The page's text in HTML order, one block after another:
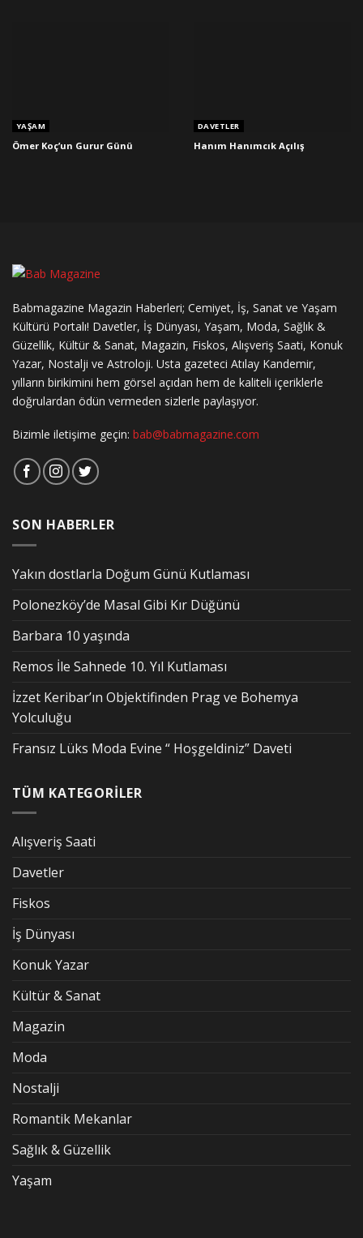
YAŞAM
Ömer Koç’un Gurur Günü
DAVETLER
Hanım Hanımcık Açılış
Babmagazine Magazin Haberleri; Cemiyet, İş, Sanat ve Yaşam
Kültürü Portalı! Davetler, İş Dünyası, Yaşam, Moda, Sağlık &
Güzellik, Kültür & Sanat, Magazin, Fiskos, Alışveriş Saati, Konuk
Yazar, Nostalji ve Astroloji. Usta gazeteci Atılay Kandemir,
yılların birikimini hem görsel açıdan hem de kaliteli içeriklerle
doğrulardan ödün vermeden sizlerle paylaşıyor.
Bizimle iletişime geçin: bab@babmagazine.com
SON HABERLER
Yakın dostlarla Doğum Günü Kutlaması
Polonezköy’de Masal Gibi Kır Düğünü
Barbara 10 yaşında
Remos İle Sahnede 10. Yıl Kutlaması
İzzet Keribar’ın Objektifinden Prag ve Bohemya
Yolculuğu
Fransız Lüks Moda Evine “ Hoşgeldiniz” Daveti
TÜM KATEGORİLER
Alışveriş Saati
Davetler
Fiskos
İş Dünyası
Konuk Yazar
Kültür & Sanat
Magazin
Moda
Nostalji
Romantik Mekanlar
Sağlık & Güzellik
Yaşam